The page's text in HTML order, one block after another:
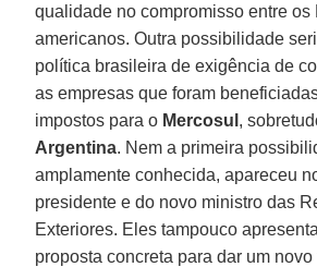
qualidade no compromisso entre os
americanos. Outra possibilidade
política brasileira de exigência de
as empresas que foram
impostos para o Mercosul ,
Argentina. Nem a primeira
amplamente conhecida, apareceu
presidente e do novo ministro das
Exteriores. Eles tampouco
proposta concreta para dar um